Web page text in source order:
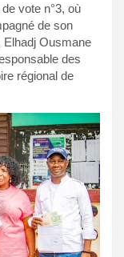
vote n°3, où
de son
Elhadj Ousmane
des
régional de